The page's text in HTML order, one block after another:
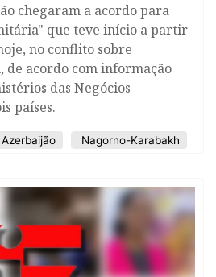
chegaram a acordo para
que teve início a partir
no conflito sobre
de acordo com informação
das Negócios
países.
Azerbaijão Nagorno-Karabakh